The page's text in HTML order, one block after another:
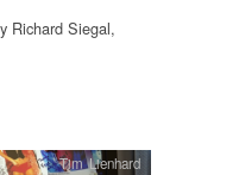
Richard Siegal,
Tim Lienhard